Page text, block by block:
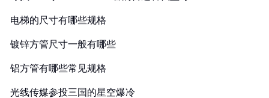
电梯的尺寸有哪些规格
镀锌方管尺寸一般有哪些
铝方管有哪些常见规格
光线传媒参投三国的星空爆冷